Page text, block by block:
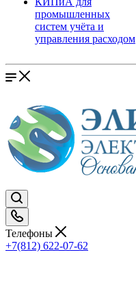
промышленных
систем учёта и
управления расходом
Телефоны
+7(812) 622-07-62